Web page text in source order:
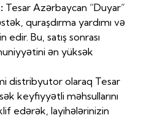
Tesar Azərbaycan “Duyar”
quraşdırma yardımı və
Bu, satış sonrası
ən yüksək
distribyutor olaraq Tesar
keyfiyyətli məhsullarını
edərək, layihələrinizin